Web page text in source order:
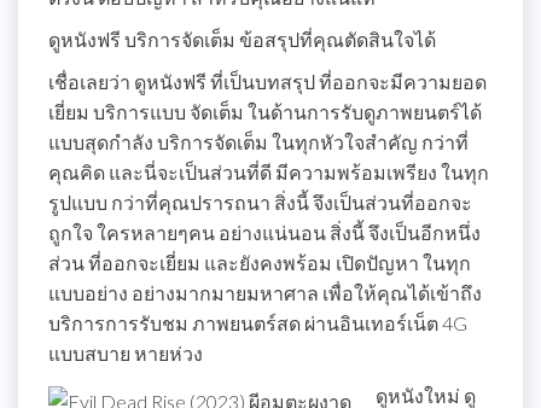
ดูหนังฟรี บริการจัดเต็ม ข้อสรุปที่คุณตัดสินใจได้
เชื่อเลยว่า ดูหนังฟรี ที่เป็นบทสรุป ที่ออกจะมีความยอด
เยี่ยม บริการแบบ จัดเต็ม ในด้านการรับดูภาพยนตร์ได้
แบบสุดกำลัง บริการจัดเต็ม ในทุกหัวใจสำคัญ กว่าที่
คุณคิด และนี่จะเป็นส่วนที่ดี มีความพร้อมเพรียง ในทุก
รูปแบบ กว่าที่คุณปรารถนา สิ่งนี้ จึงเป็นส่วนที่ออกจะ
ถูกใจ ใครหลายๆคน อย่างแน่นอน สิ่งนี้ จึงเป็นอีกหนึ่ง
ส่วน ที่ออกจะเยี่ยม และยังคงพร้อม เปิดปัญหา ในทุก
แบบอย่าง อย่างมากมายมหาศาล เพื่อให้คุณได้เข้าถึง
บริการการรับชม ภาพยนตร์สด ผ่านอินเทอร์เน็ต 4G
แบบสบาย หายห่วง
ดูหนังใหม่ ดู